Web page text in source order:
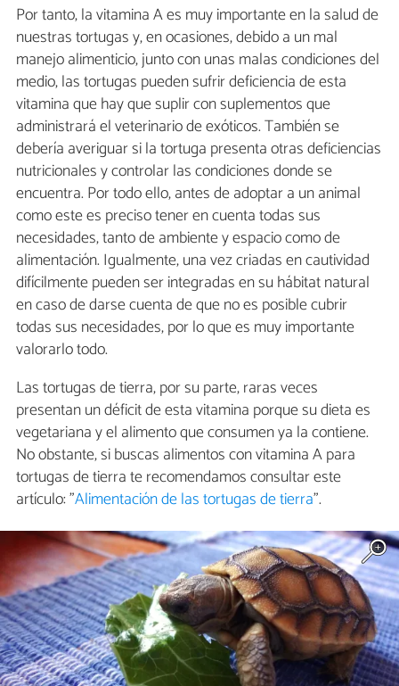
Por tanto, la vitamina A es muy importante en la salud de
nuestras tortugas y, en ocasiones, debido a un mal
manejo alimenticio, junto con unas malas condiciones del
medio, las tortugas pueden sufrir deficiencia de esta
vitamina que hay que suplir con suplementos que
administrará el veterinario de exóticos. También se
debería averiguar si la tortuga presenta otras deficiencias
nutricionales y controlar las condiciones donde se
encuentra. Por todo ello, antes de adoptar a un animal
como este es preciso tener en cuenta todas sus
necesidades, tanto de ambiente y espacio como de
alimentación. Igualmente, una vez criadas en cautividad
difícilmente pueden ser integradas en su hábitat natural
en caso de darse cuenta de que no es posible cubrir
todas sus necesidades, por lo que es muy importante
valorarlo todo.
Las tortugas de tierra, por su parte, raras veces
presentan un déficit de esta vitamina porque su dieta es
vegetariana y el alimento que consumen ya la contiene.
No obstante, si buscas alimentos con vitamina A para
tortugas de tierra te recomendamos consultar este
artículo: "Alimentación de las tortugas de tierra".